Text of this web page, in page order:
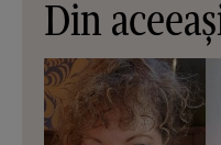
Din